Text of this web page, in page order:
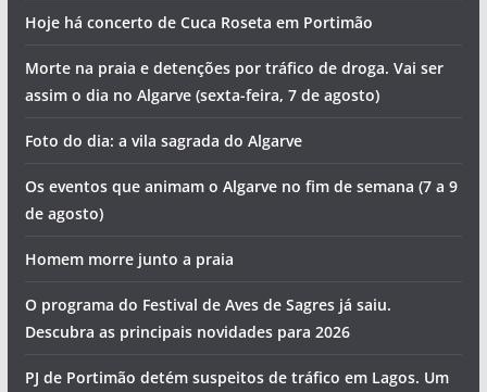
Hoje há concerto de Cuca Roseta em Portimão
Morte na praia e detenções por tráfico de droga. Vai ser
assim o dia no Algarve (sexta-feira, 7 de agosto)
Foto do dia: a vila sagrada do Algarve
Os eventos que animam o Algarve no fim de semana (7 a 9
de agosto)
Homem morre junto a praia
O programa do Festival de Aves de Sagres já saiu.
Descubra as principais novidades para 2026
PJ de Portimão detém suspeitos de tráfico em Lagos. Um